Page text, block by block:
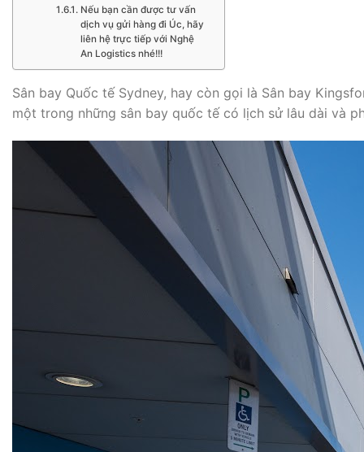
Nếu bạn cần được tư vấn
dịch vụ gửi hàng đi Úc, hãy
liên hệ trực tiếp với Nghệ
An Logistics nhé!!!
Sân bay Quốc tế Sydney, hay còn gọi là Sân bay
một trong những sân bay quốc tế có lịch sử lâu dài và